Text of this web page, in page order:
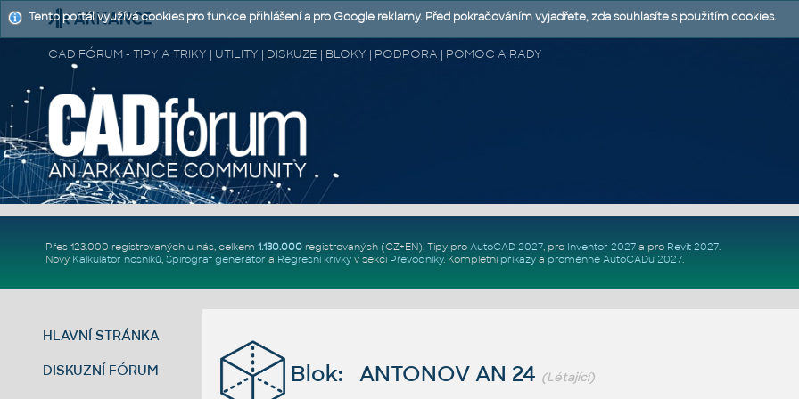
CAD FÓRUM - TIPY A TRIKY | UTILITY | DISKUZE | BLOKY | PODPORA | POMOC A RADY
Přes 123.000 registrovaných u nás, celkem 1.130.000registrovaných (CZ+EN). Tipy pro AutoCAD 2027, pro Inventor 2027a pro Revit 2027.
Nový Kalkulátor nosníků, Spirograf generátor a Regresní křivkyv sekci Převodníky. Kompletní příkazya proměnné AutoCADu 2027.
HLAVNÍ STRÁNKA
DISKUZNÍ FÓRUM Blok: ANTONOV AN 24 (Létající)
Tento portál využívá cookies pro funkce přihlášení a pro Google reklamy. Před pokračováním vyjadřete, zda souhlasíte s použitím cookies.